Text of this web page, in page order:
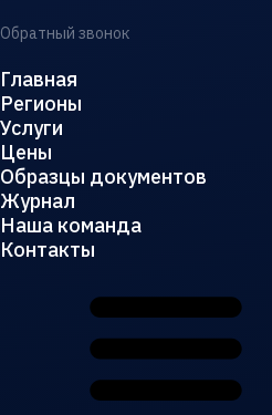
Обратный звонок
Главная
Регионы
Услуги
Цены
Образцы документов
Журнал
Наша команда
Контакты